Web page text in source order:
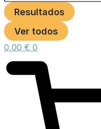
Resultados
Ver todos
0,00 € 0